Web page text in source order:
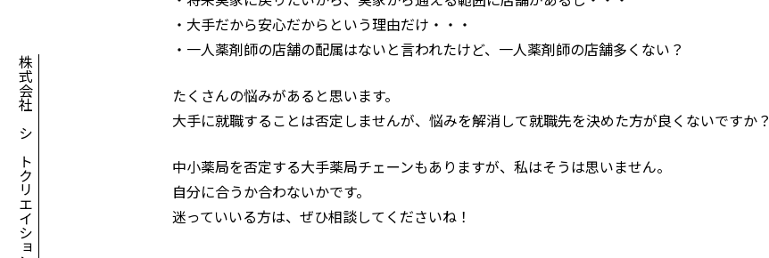
株式会社アシアトクリエイション
・大手だから安心だからという理由だけ・・・
・一人薬剤師の店舗の配属はないと言われたけど、一人薬剤師の店舗多くない？
たくさんの悩みがあると思います。
大手に就職することは否定しませんが、悩みを解消して就職先を決めた方が良くないですか？
中小薬局を否定する大手薬局チェーンもありますが、私はそうは思いません。
自分に合うか合わないかです。
迷っていいる方は、ぜひ相談してくださいね！